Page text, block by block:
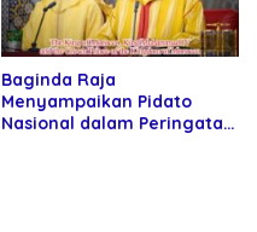
Baginda Raja
Menyampaikan Pidato
Nasional dalam Peringatan